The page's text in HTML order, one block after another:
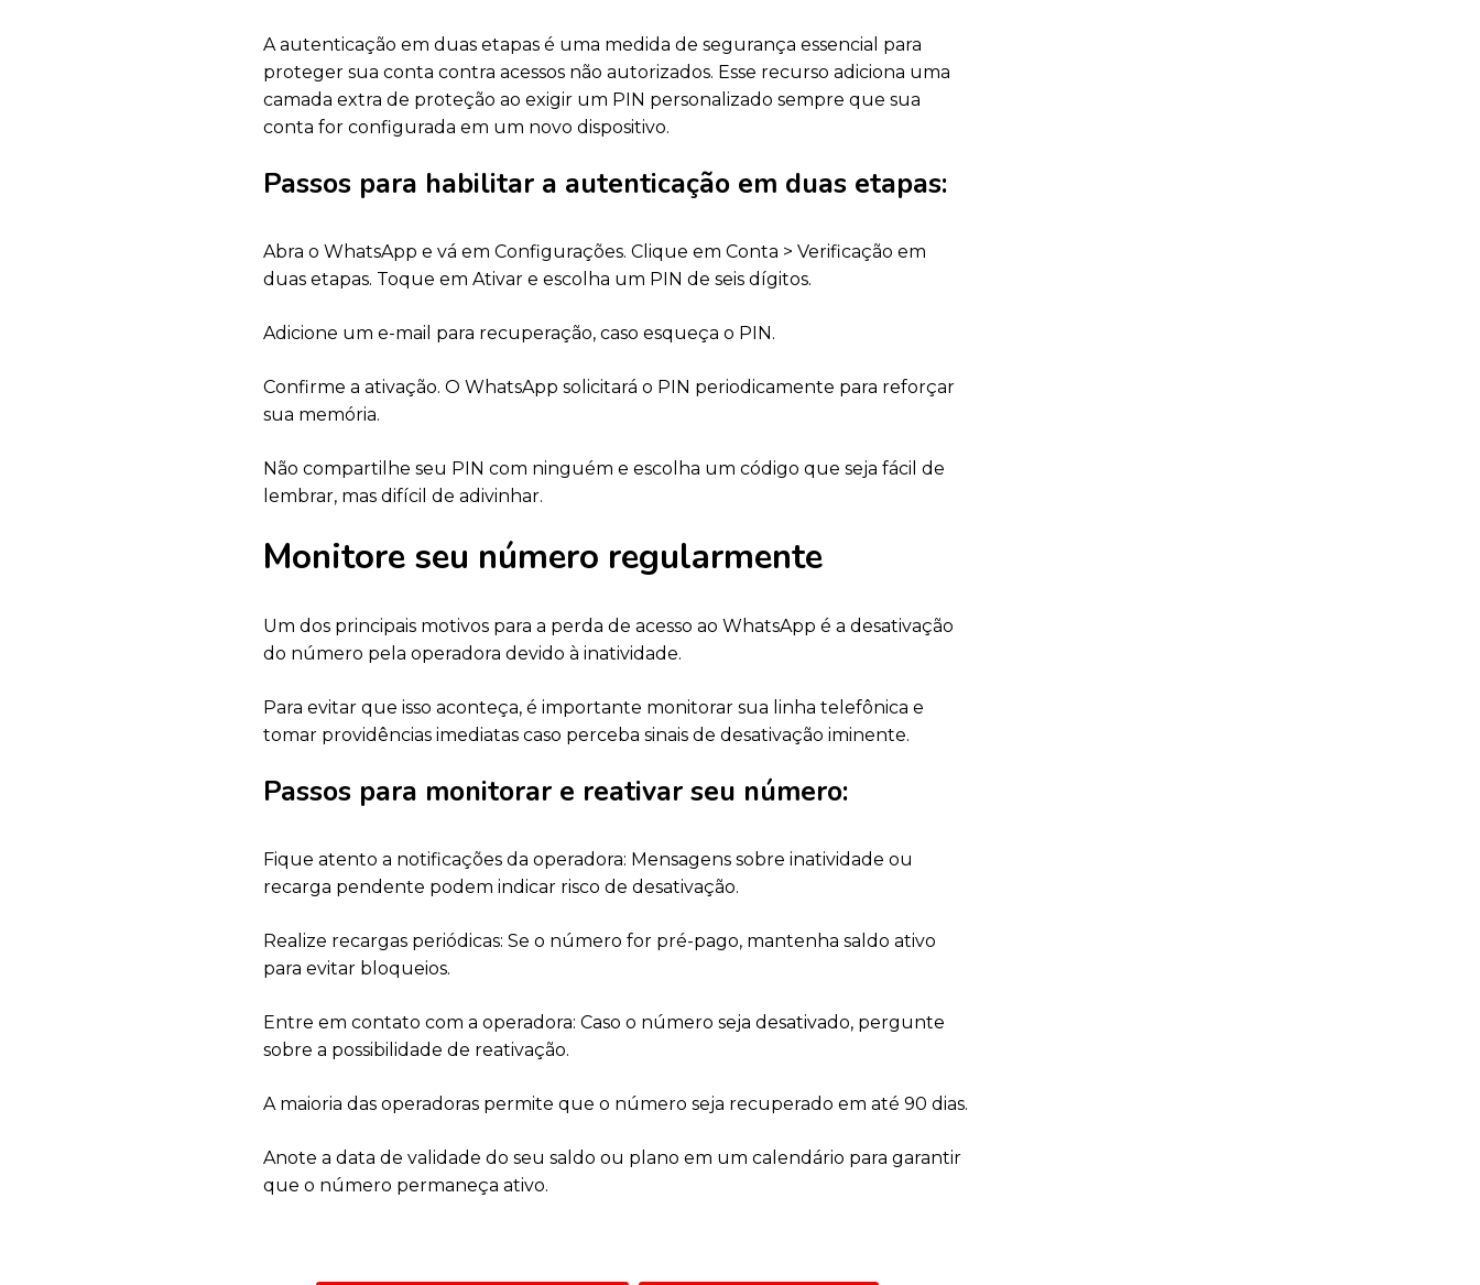
A autenticação em duas etapas é uma medida de segurança essencial para
proteger sua conta contra acessos não autorizados. Esse recurso adiciona uma
camada extra de proteção ao exigir um PIN personalizado sempre que sua
conta for configurada em um novo dispositivo.
Passos para habilitar a autenticação em duas etapas:
Abra o WhatsApp e vá em Configurações. Clique em Conta > Verificação em
duas etapas. Toque em Ativar e escolha um PIN de seis dígitos.
Adicione um e-mail para recuperação, caso esqueça o PIN.
Confirme a ativação. O WhatsApp solicitará o PIN periodicamente para reforçar
sua memória.
Não compartilhe seu PIN com ninguém e escolha um código que seja fácil de
lembrar, mas difícil de adivinhar.
Monitore seu número regularmente
Um dos principais motivos para a perda de acesso ao WhatsApp é a desativação
do número pela operadora devido à inatividade.
Para evitar que isso aconteça, é importante monitorar sua linha telefônica e
tomar providências imediatas caso perceba sinais de desativação iminente.
Passos para monitorar e reativar seu número:
Fique atento a notificações da operadora: Mensagens sobre inatividade ou
recarga pendente podem indicar risco de desativação.
Realize recargas periódicas: Se o número for pré-pago, mantenha saldo ativo
para evitar bloqueios.
Entre em contato com a operadora: Caso o número seja desativado, pergunte
sobre a possibilidade de reativação.
A maioria das operadoras permite que o número seja recuperado em até 90 dias.
Anote a data de validade do seu saldo ou plano em um calendário para garantir
que o número permaneça ativo.